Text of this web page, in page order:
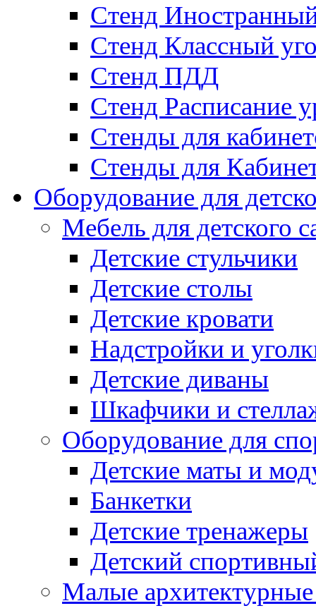
Стенд
Стенд Классный
Стенд ПДД
Стенд Расписание
Стенды для
Стенды для
Оборудование для
Мебель для детского
Детские стульчики
Детские столы
Детские кровати
Надстройки и
Детские диваны
Шкафчики и
Оборудование для
Детские маты и
Банкетки
Детские тренажеры
Детский
Малые